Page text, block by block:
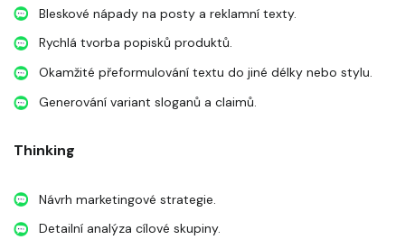
Bleskové nápady na posty a reklamní texty.
Rychlá tvorba popisků produktů.
Okamžité přeformulování textu do jiné délky nebo stylu.
Generování variant sloganů a claimů.
Thinking
Návrh marketingové strategie.
Detailní analýza cílové skupiny.